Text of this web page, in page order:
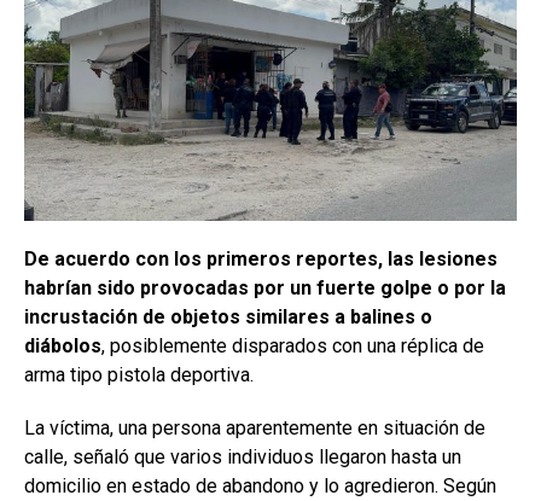
De acuerdo con los primeros reportes, las lesiones
habrían sido provocadas por un fuerte golpe o por la
incrustación de objetos similares a balines o
diábolos, posiblemente disparados con una réplica de
arma tipo pistola deportiva.
La víctima, una persona aparentemente en situación de
calle, señaló que varios individuos llegaron hasta un
domicilio en estado de abandono y lo agredieron. Según